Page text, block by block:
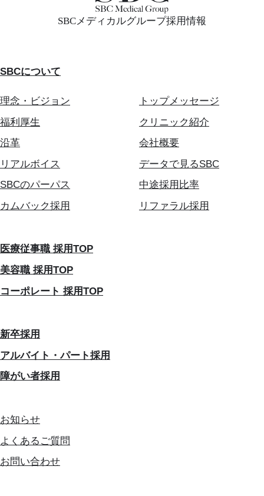
SBCメディカルグループ採用情報
SBCについて
理念・ビジョン
トップメッセージ
福利厚生
クリニック紹介
沿革
会社概要
リアルボイス
データで見るSBC
SBCのパーパス
中途採用比率
カムバック採用
リファラル採用
医療従事職 採用TOP
美容職 採用TOP
コーポレート 採用TOP
新卒採用
アルバイト・パート採用
障がい者採用
お知らせ
よくあるご質問
お問い合わせ